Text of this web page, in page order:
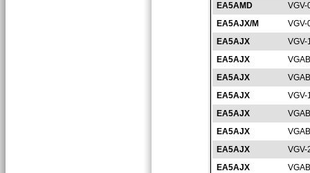
EA5AMD
VGV-
EA5AJX/M
VGV-
EA5AJX
VGV-
EA5AJX
EA5AJX
EA5AJX
VGV-
EA5AJX
EA5AJX
EA5AJX
VGV-
EA5AJX